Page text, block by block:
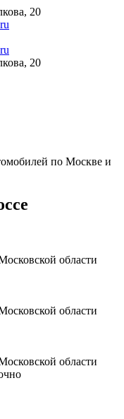
20
20
по Москве и
области
области
области